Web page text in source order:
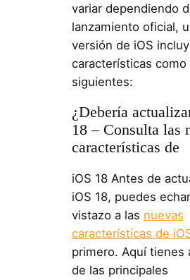
variar dependiendo
lanzamiento oficial,
versión de iOS
características como
siguientes:
¿Debería
18 – Consulta las
características de
iOS 18 Antes de
iOS 18, puedes
vistazo a las nuevas
características de
primero. Aquí tienes
de las principales